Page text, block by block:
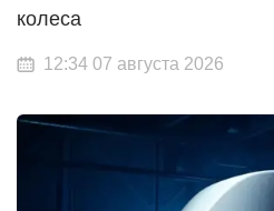
колеса
12:34 07 августа 2026